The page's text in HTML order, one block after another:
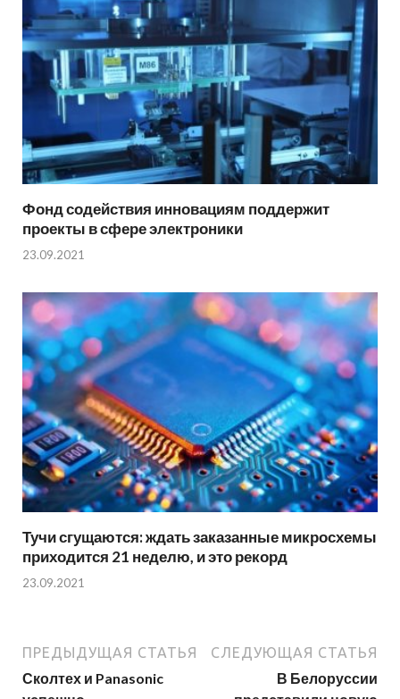
Фонд содействия инновациям поддержит
проекты в сфере электроники
23.09.2021
Тучи сгущаются: ждать заказанные микросхемы
приходится 21 неделю, и это рекорд
23.09.2021
ПРЕДЫДУЩАЯ СТАТЬЯ
Сколтех и Panasonic
СЛЕДУЮЩАЯ СТАТЬЯ
В Белоруссии